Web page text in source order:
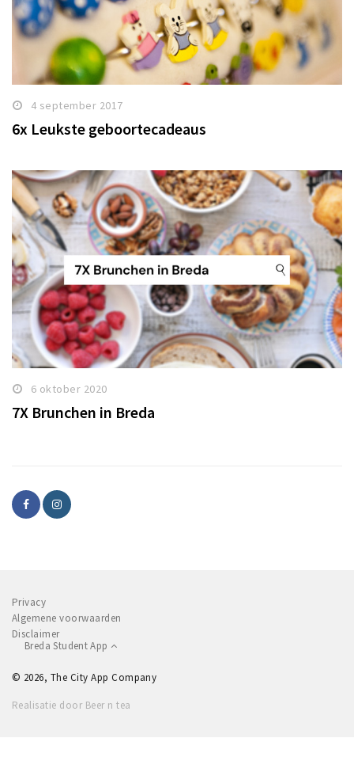
4 september 2017
6x Leukste geboortecadeaus
6 oktober 2020
7X Brunchen in Breda
Privacy
Algemene voorwaarden
Disclaimer
Breda Student App
© 2026, The City App Company
Realisatie door Beer n tea